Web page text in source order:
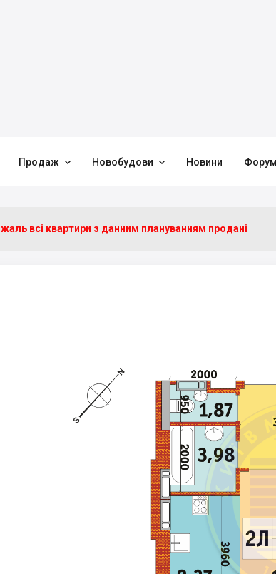
Продаж  Новобудови  Новини
жаль всі квартири з данним плануванням продані